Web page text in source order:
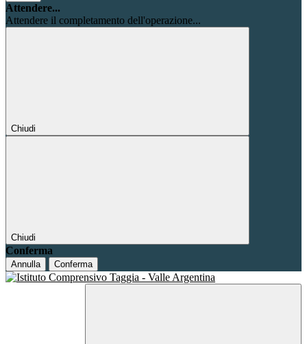
Attendere...
Attendere il completamento dell'operazione...
Chiudi
Chiudi
Conferma
Annulla Conferma